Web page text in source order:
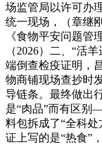
场监管局以许可办
统一现场，（章继
《食物平安问题管
（2026）二、“活
端倒查检疫证明，
物商铺现场查抄时
导链条。最终做出
是“肉品”而有区别
料包拆成了“全科处
证上写的是“热食”，